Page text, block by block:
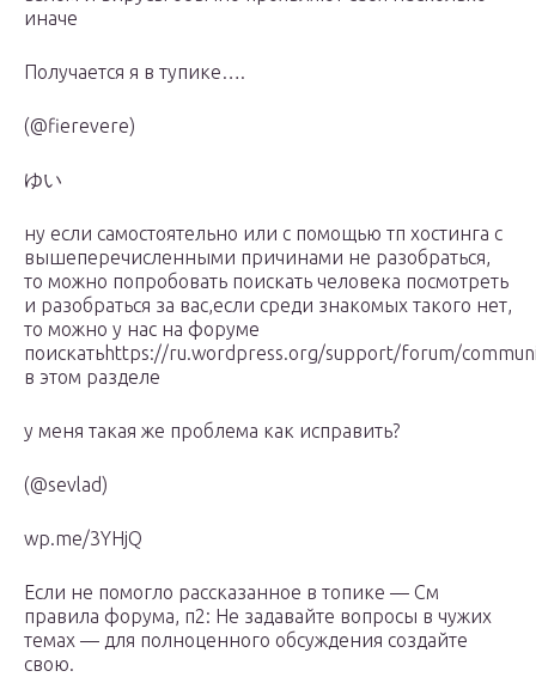
иначе
Получается я в тупике….
(@fierevere)
ゆい
ну если самостоятельно или с помощью тп хостинга с
вышеперечисленными причинами не разобраться,
то можно попробовать поискать человека посмотреть
и разобраться за вас,если среди знакомых такого нет,
то можно у нас на форуме
поискатьhttps://ru.wordpress.org/support/forum/
в этом разделе
у меня такая же проблема как исправить?
(@sevlad)
wp.me/3YHjQ
Если не помогло рассказанное в топике — См
правила форума, п2: Не задавайте вопросы в чужих
темах — для полноценного обсуждения создайте
свою.